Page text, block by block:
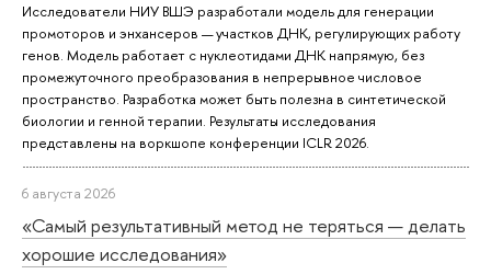
Исследователи НИУ ВШЭ разработали модель для генерации
промоторов и энхансеров — участков ДНК, регулирующих работу
генов. Модель работает с нуклеотидами ДНК напрямую, без
промежуточного преобразования в непрерывное числовое
пространство. Разработка может быть полезна в синтетической
биологии и генной терапии. Результаты исследования
представлены на воркшопе конференции ICLR 2026.
6 августа 2026
«Самый результативный метод не теряться — делать
хорошие исследования»